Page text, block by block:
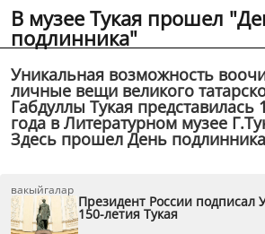
В музее Тукая прошел
подлинника"
Уникальная возможность
личные вещи великого
Габдуллы Тукая представилась
года в Литературном музее
Здесь прошел День
вакыйгалар
Президент России подписал
150-летия Тукая